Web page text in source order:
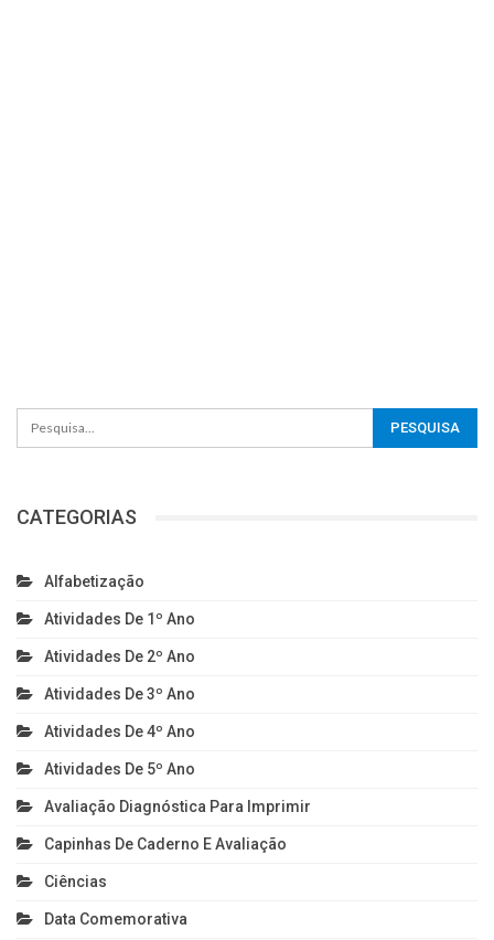
CATEGORIAS
Alfabetização
Atividades De 1º Ano
Atividades De 2º Ano
Atividades De 3º Ano
Atividades De 4º Ano
Atividades De 5º Ano
Avaliação Diagnóstica Para Imprimir
Capinhas De Caderno E Avaliação
Ciências
Data Comemorativa